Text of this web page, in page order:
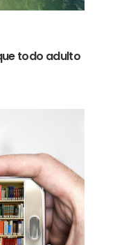
todo adulto